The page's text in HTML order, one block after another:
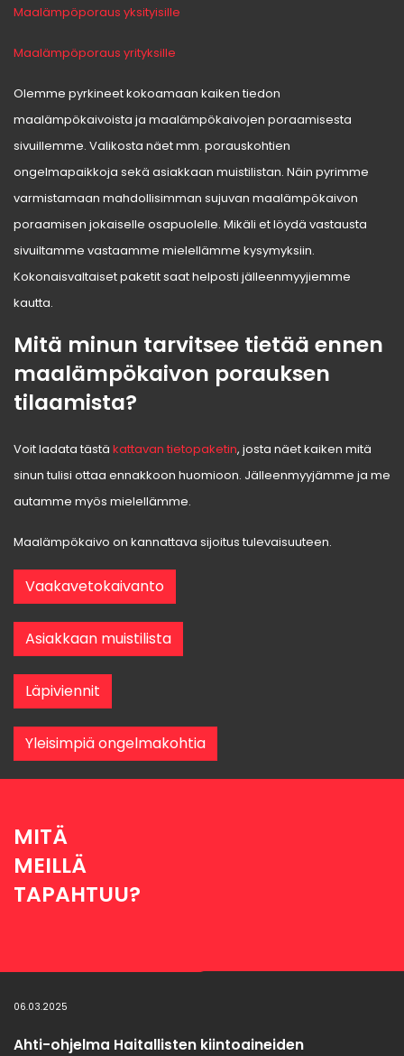
Maalämpöporaus yksityisille
Maalämpöporaus yrityksille
Olemme pyrkineet kokoamaan kaiken tiedon
maalämpökaivoista ja maalämpökaivojen poraamisesta
sivuillemme. Valikosta näet mm. porauskohtien
ongelmapaikkoja sekä asiakkaan muistilistan. Näin pyrimme
varmistamaan mahdollisimman sujuvan maalämpökaivon
poraamisen jokaiselle osapuolelle. Mikäli et löydä vastausta
sivuiltamme vastaamme mielellämme kysymyksiin.
Kokonaisvaltaiset paketit saat helposti jälleenmyyjiemme
kautta.
Mitä minun tarvitsee tietää ennen
maalämpökaivon porauksen
tilaamista?
Voit ladata tästä kattavan tietopaketin, josta näet kaiken mitä
sinun tulisi ottaa ennakkoon huomioon. Jälleenmyyjämme ja me
autamme myös mielellämme.
Maalämpökaivo on kannattava sijoitus tulevaisuuteen.
Vaakavetokaivanto
Asiakkaan muistilista
Läpiviennit
Yleisimpiä ongelmakohtia
MITÄ
MEILLÄ
TAPAHTUU?
06.03.2025
Ahti-ohjelma Haitallisten kiintoaineiden